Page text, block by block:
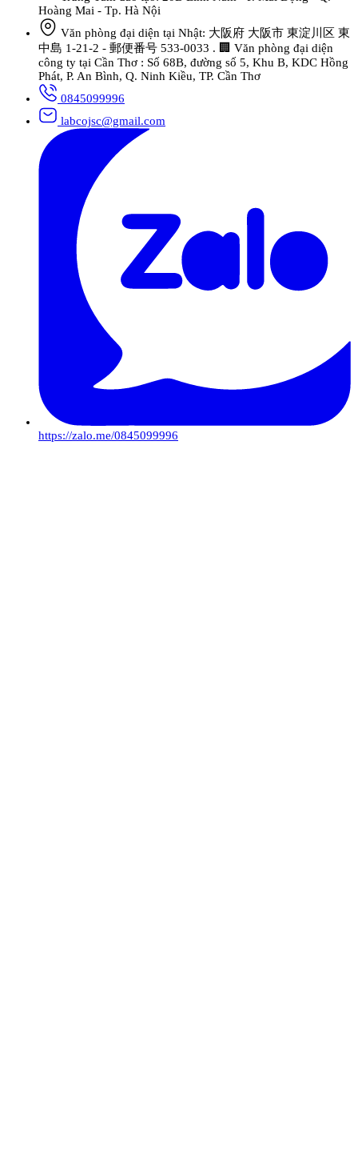
Hoàng Mai - Tp. Hà Nội
Văn phòng đại diện tại Nhật: 大阪府 大阪市 東淀川区 東
中島 1-21-2 - 郵便番号 533-0033 . 🏢 Văn phòng đại diện
công ty tại Cần Thơ : Số 68B, đường số 5, Khu B, KDC Hồng
Phát, P. An Bình, Q. Ninh Kiều, TP. Cần Thơ
0845099996
labcojsc@gmail.com
https://zalo.me/0845099996